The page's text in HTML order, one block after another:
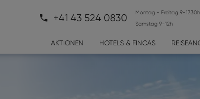
+41 43 524 0830
Montag - Freitag 9-17.30h
Samstag 9-12h
AKTIONEN HOTELS & FINCAS